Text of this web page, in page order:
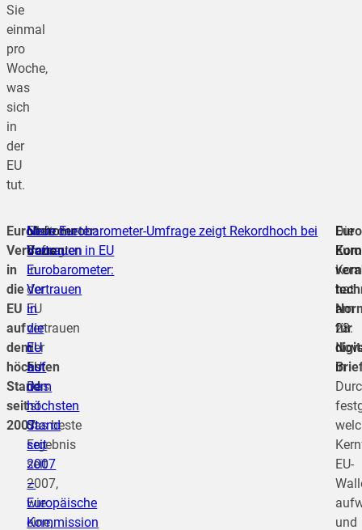
Sie
einmal
pro
Woche,
was
sich
in
der
EU
tut.
Eurobarometer:
Vertrauen
in
die
EU
auf
dem
höchsten
Stand
seit
2007
51 % der
Befragten
in
der
EU
vertrauen
der
EU.
Das
ist
das beste
Ergebnis
seit
2007,
wie
eine,
Mehr
dazu:
Eurobarometer:
Vertrauen
in
die
EU
auf
dem
höchsten
Stand
seit
2007
–
Europäische
Kommission
Neue Eurobarometer-Umfrage zeigt Rekordhoch bei
Vertrauen in EU
für
Die
hat
am
28.
in
EU-
und